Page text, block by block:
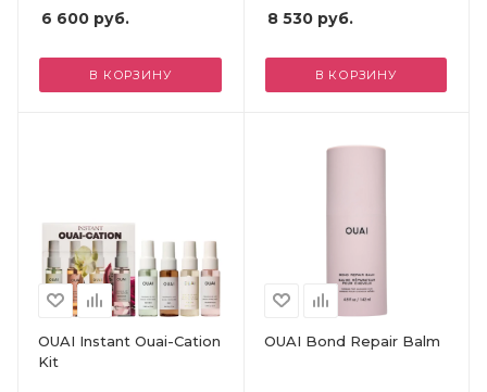
6 600 руб.
В КОРЗИНУ
8 530руб.
В КОРЗИНУ
OUAI Instant Ouai-Cation
Kit
OUAI Bond Repair Balm